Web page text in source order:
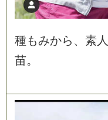
種もみから 、 素人
苗。